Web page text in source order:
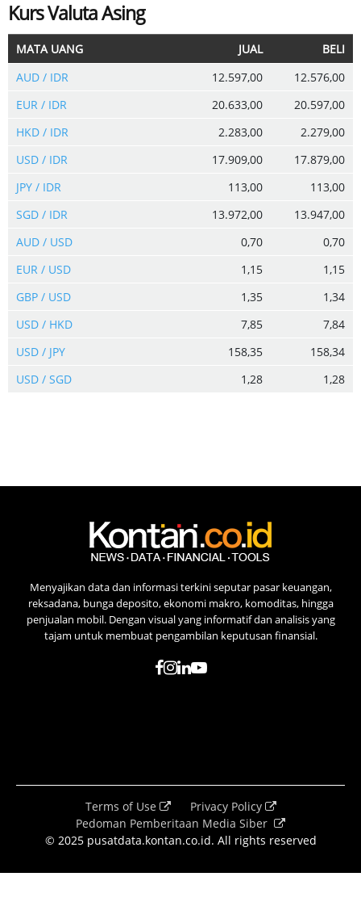
Kurs Valuta Asing
MATA UANG JUAL
BELI
AUD / IDR
12.597,00
12.576,00
EUR / IDR
20.633,00
20.597,00
HKD / IDR
2.283,00
2.279,00
USD / IDR
17.909,00
17.879,00
JPY / IDR
113,00
113,00
SGD / IDR
13.972,00
13.947,00
AUD / USD
0,70
0,70
EUR / USD
1,15
1,15
GBP / USD
1,35
1,34
USD / HKD
7,85
7,84
USD / JPY
158,35
158,34
USD / SGD
1,28 1,28
Menyajikan data dan informasi terkini seputar pasar keuangan,
reksadana, bunga deposito, ekonomi makro, komoditas, hingga
penjualan mobil. Dengan visual yang informatif dan analisis yang
tajam untuk membuat pengambilan keputusan finansial.
Terms of Use
Privacy Policy
Pedoman Pemberitaan Media Siber
© 2025 pusatdata.kontan.co.id. All rights reserved